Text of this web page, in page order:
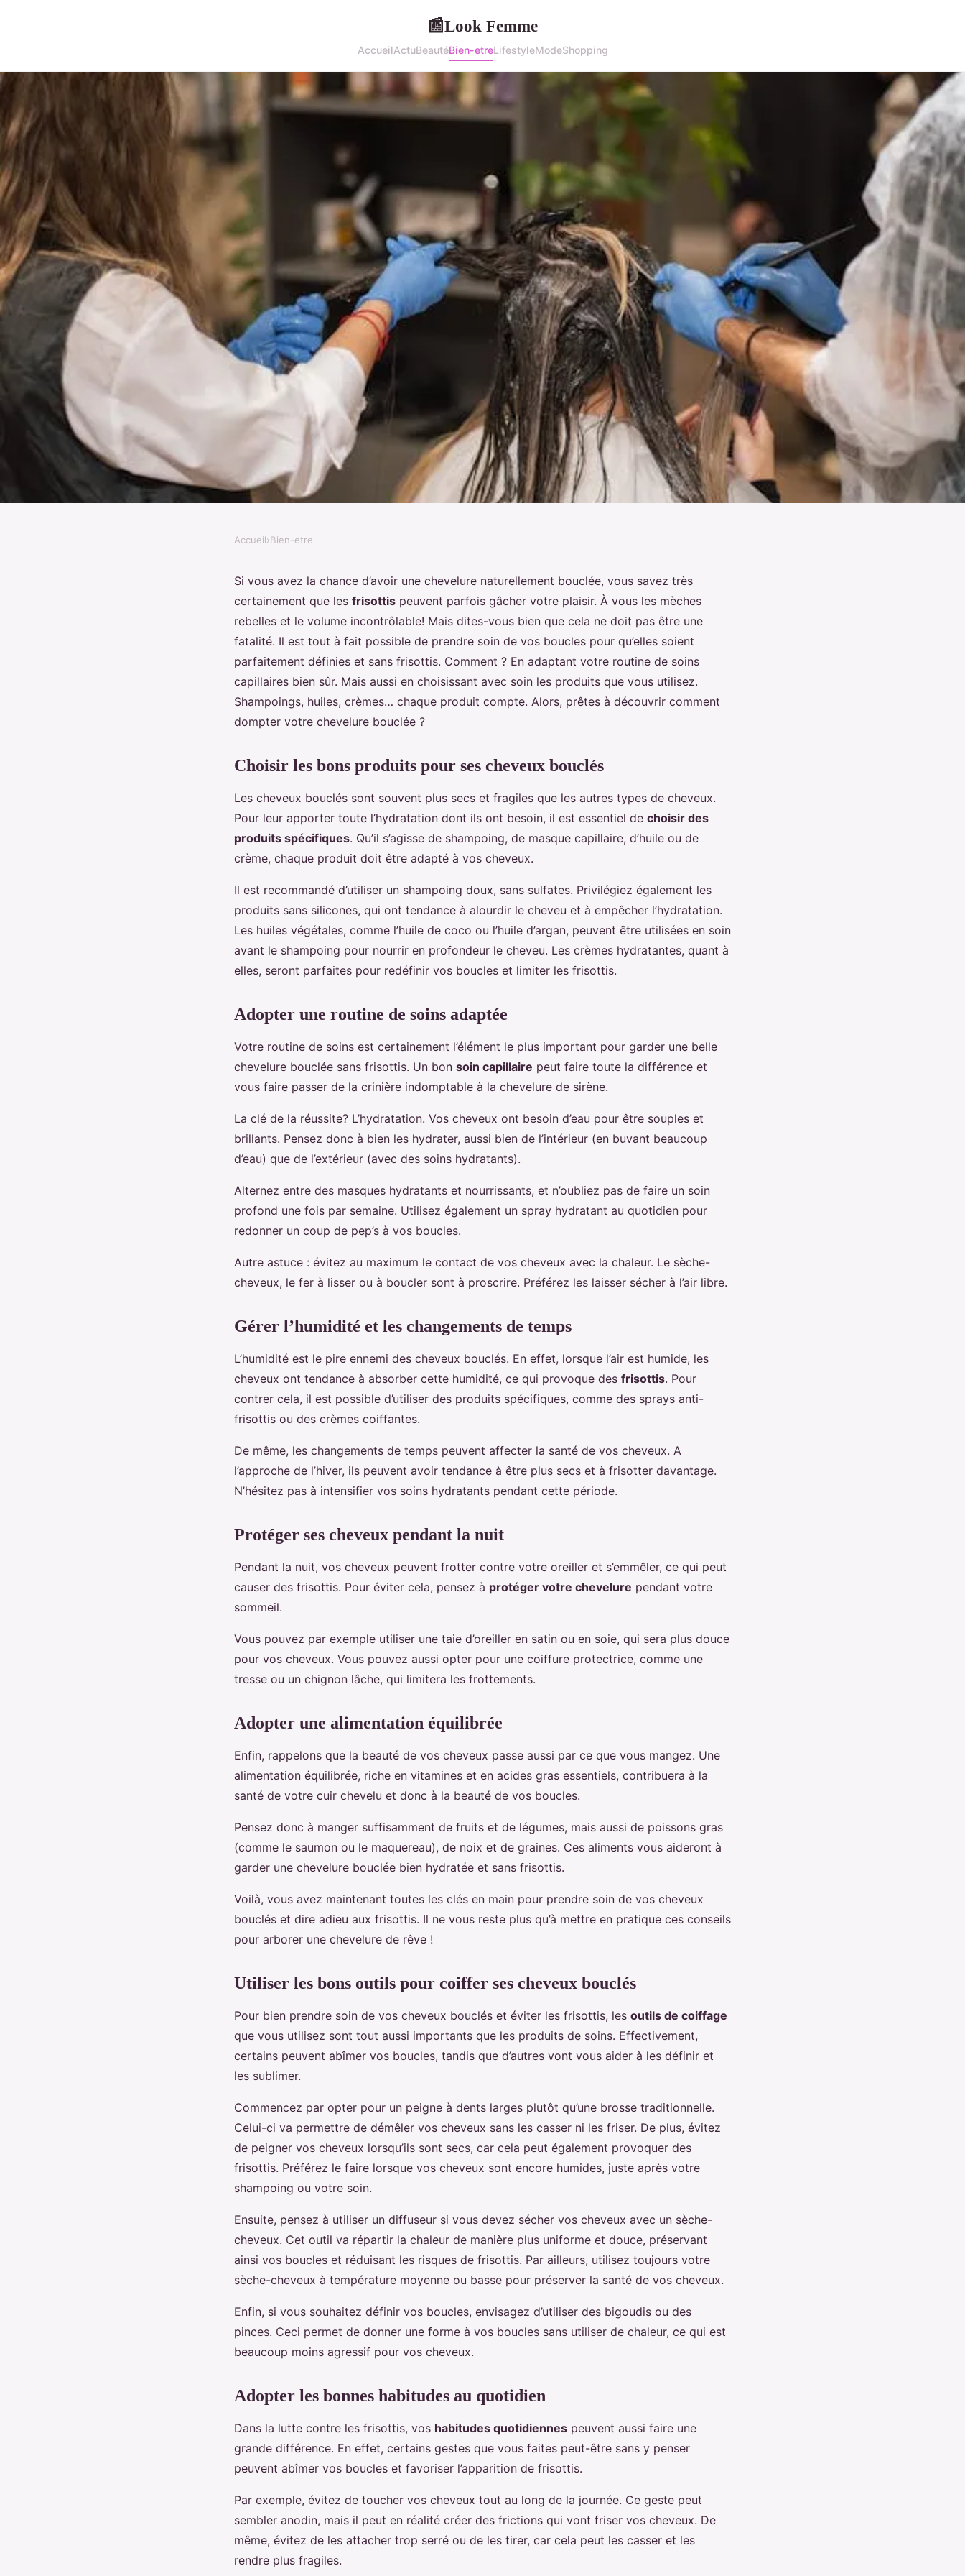
📰Look Femme
AccueilActuBeautéBien-etreLifestyleModeShopping
Comment adapter sa routine de soins
capillaires à une chevelure bouclée pour
éviter les frisottis ?
Accueil›Bien-etre
Si vous avez la chance d’avoir une chevelure naturellement bouclée, vous savez très
certainement que les frisottis peuvent parfois gâcher votre plaisir. À vous les mèches
rebelles et le volume incontrôlable! Mais dites-vous bien que cela ne doit pas être une
fatalité. Il est tout à fait possible de prendre soin de vos boucles pour qu’elles soient
parfaitement définies et sans frisottis. Comment ? En adaptant votre routine de soins
capillaires bien sûr. Mais aussi en choisissant avec soin les produits que vous utilisez.
Shampoings, huiles, crèmes… chaque produit compte. Alors, prêtes à découvrir comment
dompter votre chevelure bouclée ?
Choisir les bons produits pour ses cheveux bouclés
Les cheveux bouclés sont souvent plus secs et fragiles que les autres types de cheveux.
Pour leur apporter toute l’hydratation dont ils ont besoin, il est essentiel de choisir des
produits spécifiques. Qu’il s’agisse de shampoing, de masque capillaire, d’huile ou de
crème, chaque produit doit être adapté à vos cheveux.
Il est recommandé d’utiliser un shampoing doux, sans sulfates. Privilégiez également les
produits sans silicones, qui ont tendance à alourdir le cheveu et à empêcher l’hydratation.
Les huiles végétales, comme l’huile de coco ou l’huile d’argan, peuvent être utilisées en soin
avant le shampoing pour nourrir en profondeur le cheveu. Les crèmes hydratantes, quant à
elles, seront parfaites pour redéfinir vos boucles et limiter les frisottis.
Adopter une routine de soins adaptée
Votre routine de soins est certainement l’élément le plus important pour garder une belle
chevelure bouclée sans frisottis. Un bon soin capillaire peut faire toute la différence et
vous faire passer de la crinière indomptable à la chevelure de sirène.
La clé de la réussite? L’hydratation. Vos cheveux ont besoin d’eau pour être souples et
brillants. Pensez donc à bien les hydrater, aussi bien de l’intérieur (en buvant beaucoup
d’eau) que de l’extérieur (avec des soins hydratants).
Alternez entre des masques hydratants et nourrissants, et n’oubliez pas de faire un soin
profond une fois par semaine. Utilisez également un spray hydratant au quotidien pour
redonner un coup de pep’s à vos boucles.
Autre astuce : évitez au maximum le contact de vos cheveux avec la chaleur. Le sèche-
cheveux, le fer à lisser ou à boucler sont à proscrire. Préférez les laisser sécher à l’air libre.
Gérer l’humidité et les changements de temps
L’humidité est le pire ennemi des cheveux bouclés. En effet, lorsque l’air est humide, les
cheveux ont tendance à absorber cette humidité, ce qui provoque des frisottis. Pour
contrer cela, il est possible d’utiliser des produits spécifiques, comme des sprays anti-
frisottis ou des crèmes coiffantes.
De même, les changements de temps peuvent affecter la santé de vos cheveux. A
l’approche de l’hiver, ils peuvent avoir tendance à être plus secs et à frisotter davantage.
N’hésitez pas à intensifier vos soins hydratants pendant cette période.
Protéger ses cheveux pendant la nuit
Pendant la nuit, vos cheveux peuvent frotter contre votre oreiller et s’emmêler, ce qui peut
causer des frisottis. Pour éviter cela, pensez à protéger votre chevelure pendant votre
sommeil.
Vous pouvez par exemple utiliser une taie d’oreiller en satin ou en soie, qui sera plus douce
pour vos cheveux. Vous pouvez aussi opter pour une coiffure protectrice, comme une
tresse ou un chignon lâche, qui limitera les frottements.
Adopter une alimentation équilibrée
Enfin, rappelons que la beauté de vos cheveux passe aussi par ce que vous mangez. Une
alimentation équilibrée, riche en vitamines et en acides gras essentiels, contribuera à la
santé de votre cuir chevelu et donc à la beauté de vos boucles.
Pensez donc à manger suffisamment de fruits et de légumes, mais aussi de poissons gras
(comme le saumon ou le maquereau), de noix et de graines. Ces aliments vous aideront à
garder une chevelure bouclée bien hydratée et sans frisottis.
Voilà, vous avez maintenant toutes les clés en main pour prendre soin de vos cheveux
bouclés et dire adieu aux frisottis. Il ne vous reste plus qu’à mettre en pratique ces conseils
pour arborer une chevelure de rêve !
Utiliser les bons outils pour coiffer ses cheveux bouclés
Pour bien prendre soin de vos cheveux bouclés et éviter les frisottis, les outils de coiffage
que vous utilisez sont tout aussi importants que les produits de soins. Effectivement,
certains peuvent abîmer vos boucles, tandis que d’autres vont vous aider à les définir et
les sublimer.
Commencez par opter pour un peigne à dents larges plutôt qu’une brosse traditionnelle.
Celui-ci va permettre de démêler vos cheveux sans les casser ni les friser. De plus, évitez
de peigner vos cheveux lorsqu’ils sont secs, car cela peut également provoquer des
frisottis. Préférez le faire lorsque vos cheveux sont encore humides, juste après votre
shampoing ou votre soin.
Ensuite, pensez à utiliser un diffuseur si vous devez sécher vos cheveux avec un sèche-
cheveux. Cet outil va répartir la chaleur de manière plus uniforme et douce, préservant
ainsi vos boucles et réduisant les risques de frisottis. Par ailleurs, utilisez toujours votre
sèche-cheveux à température moyenne ou basse pour préserver la santé de vos cheveux.
Enfin, si vous souhaitez définir vos boucles, envisagez d’utiliser des bigoudis ou des
pinces. Ceci permet de donner une forme à vos boucles sans utiliser de chaleur, ce qui est
beaucoup moins agressif pour vos cheveux.
Adopter les bonnes habitudes au quotidien
Dans la lutte contre les frisottis, vos habitudes quotidiennes peuvent aussi faire une
grande différence. En effet, certains gestes que vous faites peut-être sans y penser
peuvent abîmer vos boucles et favoriser l’apparition de frisottis.
Par exemple, évitez de toucher vos cheveux tout au long de la journée. Ce geste peut
sembler anodin, mais il peut en réalité créer des frictions qui vont friser vos cheveux. De
même, évitez de les attacher trop serré ou de les tirer, car cela peut les casser et les
rendre plus fragiles.